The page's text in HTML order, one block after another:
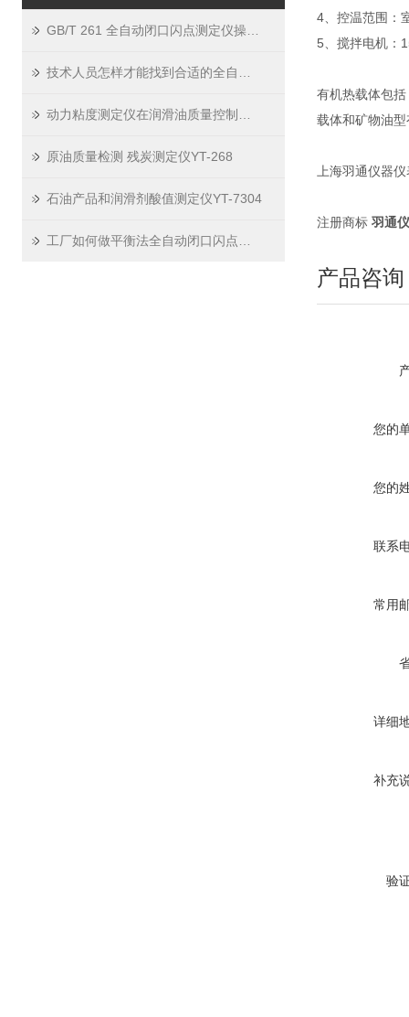
原油质量检测 残炭测定仪YT-268
石油产品和润滑剂酸值测定仪YT-7304
4、控温范围：
5、搅拌电机：
有机热载体包
载体和矿物油
上海羽通仪器
注册商标 羽通
产品咨询
您的
您的
联系
常用
详细
补充
验